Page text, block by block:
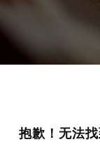
抱歉！无法找